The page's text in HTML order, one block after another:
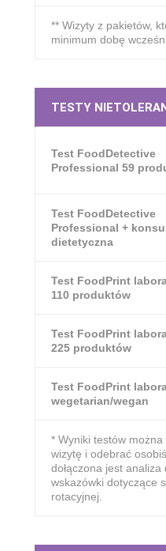
** Wizyty z pakietów,
minimum dobę
TESTY
Test FoodDetective
Professional 59
Test FoodDetective
Professional +
dietetyczna
Test FoodPrint
110 produktów
Test FoodPrint
225 produktów
Test FoodPrint
wegetarian/wegan
* Wyniki testów
wizytę i odebrać
dołączona jest
wskazówki dotyczące
rotacyjnej.